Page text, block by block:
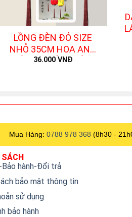
LỒNG ĐÈN ĐỎ SIZE
NHỎ 35CM HOA ANH
ĐÀO – KHÔNG KÈM
36.000 VNĐ
Mua Hàng: 0788 978 368 (8h30 -
Bảo hành-Đổi trả
bảo mật thông tin
sử dụng
bảo hành